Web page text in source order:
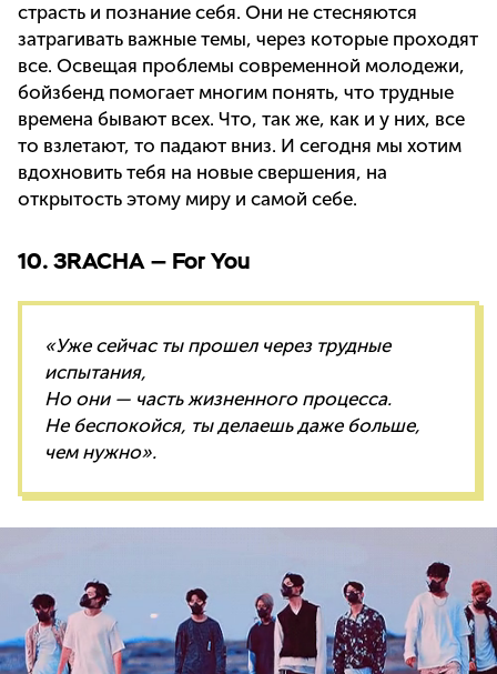
страсть и познание себя. Они не стесняются
затрагивать важные темы, через которые проходят
все. Освещая проблемы современной молодежи,
бойзбенд помогает многим понять, что трудные
времена бывают всех. Что, так же, как и у них, все
то взлетают, то падают вниз. И сегодня мы хотим
вдохновить тебя на новые свершения, на
открытость этому миру и самой себе.
10. 3RACHA — For You
«Уже сейчас ты прошел через трудные
испытания,
Но они — часть жизненного процесса.
Не беспокойся, ты делаешь даже больше,
чем нужно».